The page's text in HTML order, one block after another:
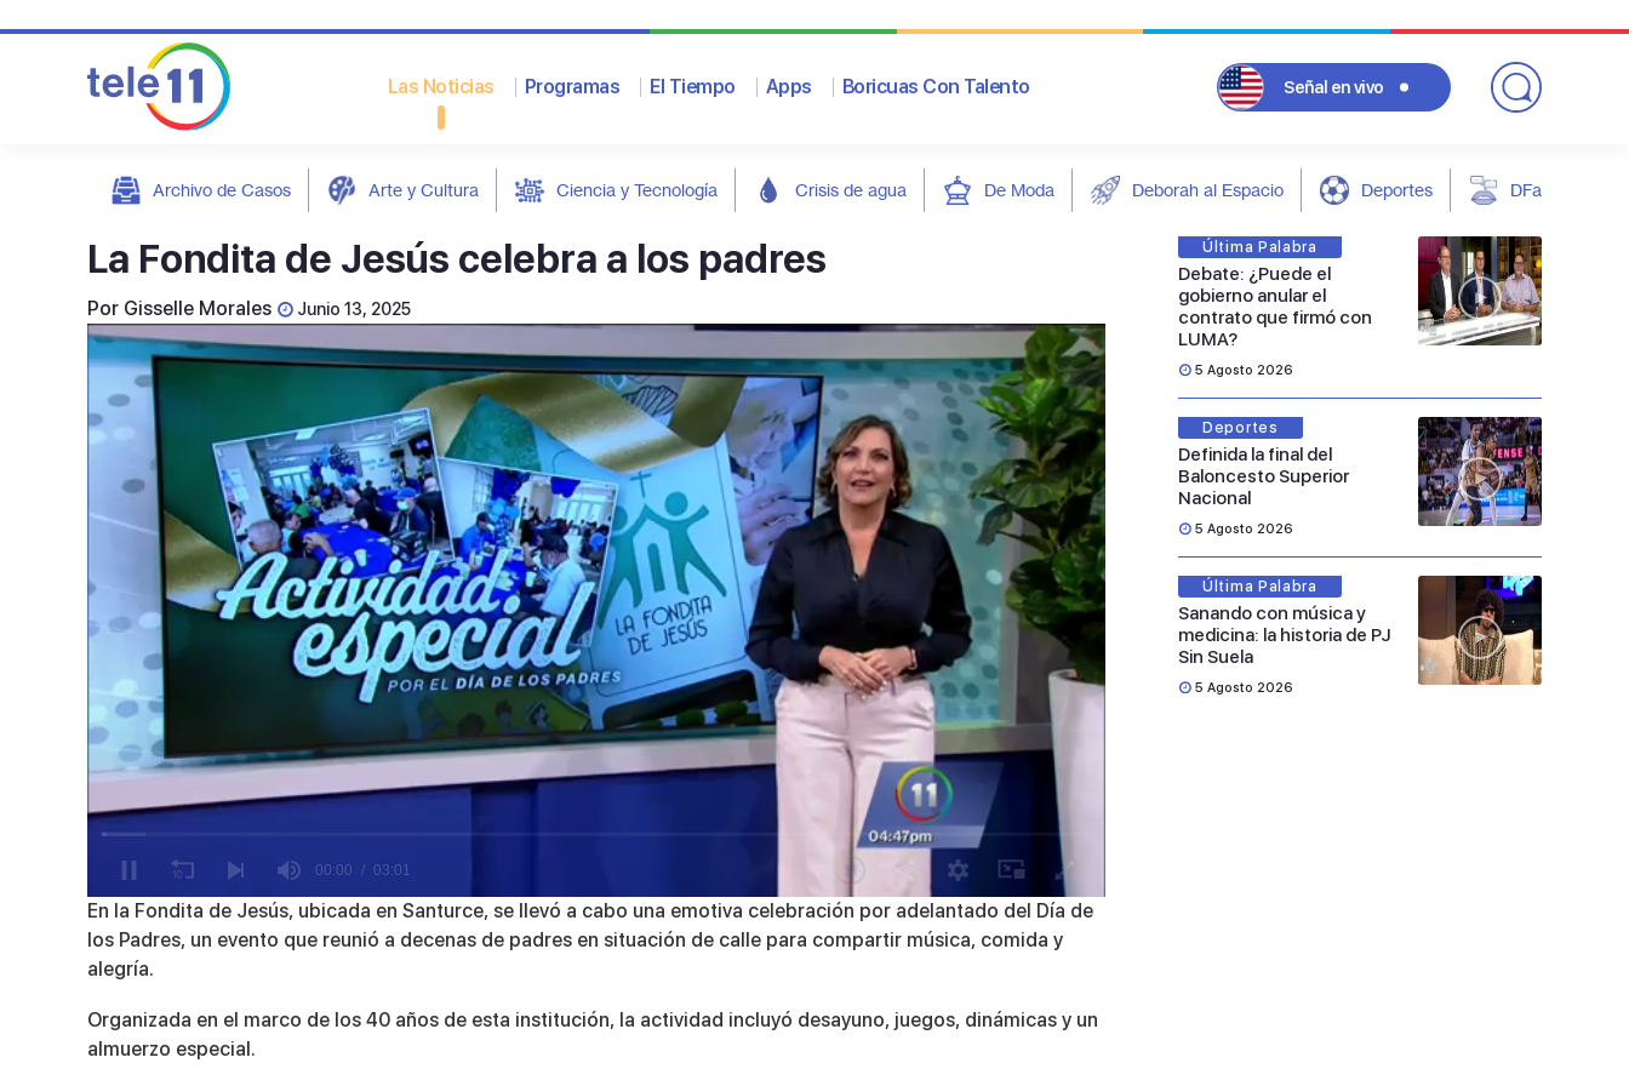
Las Noticias Programas El Tiempo Apps Boricuas Con Talento Señal en vivo
Archivo de Casos Arte y Cultura Ciencia y Tecnología Crisis de agua De Moda Deborah al Espacio Deportes DFarándula
La Fondita de Jesús celebra a los padres
Por Gisselle Morales Junio 13, 2025
0
seconds
of
3
minutes,
secondVolume
90%
En la Fondita de Jesús, ubicada en Santurce, se llevó a cabo una emotiva celebración por adelantado del Día de
los Padres, un evento que reunió a decenas de padres en situación de calle para compartir música, comida y
alegría.
Organizada en el marco de los 40 años de esta institución, la actividad incluyó desayuno, juegos, dinámicas y un
almuerzo especial.
Última Palabra
Debate: ¿Puede el
gobierno anular el
contrato que firmó con
LUMA?
5 Agosto 2026
Deportes
Definida la final del
Baloncesto Superior
Nacional
5 Agosto 2026
Última Palabra
Sanando con música y
medicina: la historia de PJ
Sin Suela
5 Agosto 2026